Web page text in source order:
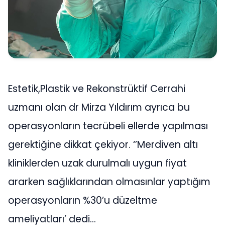
Estetik,Plastik ve Rekonstrüktif Cerrahi
uzmanı olan dr Mirza Yıldırım ayrıca bu
operasyonların tecrübeli ellerde yapılması
gerektiğine dikkat çekiyor. ‘’Merdiven altı
kliniklerden uzak durulmalı uygun fiyat
ararken sağlıklarından olmasınlar yaptığım
operasyonların %30’u düzeltme
ameliyatları’ dedi…